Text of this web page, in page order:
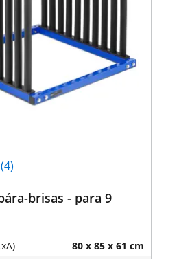
(4)
brisas - para 9
80 x 85 x 61 cm